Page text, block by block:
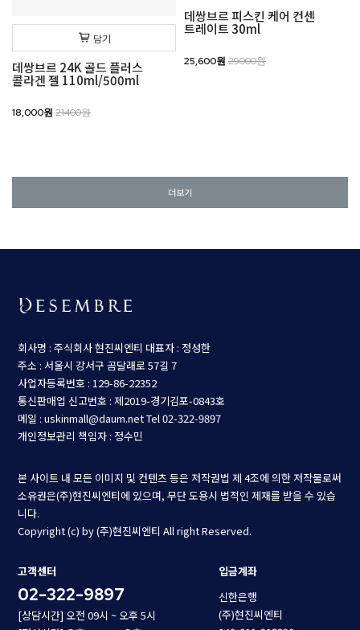
담기
데쌍브르 24K 골드 플러스
콜라겐 젤 110ml/500ml
18,000원 21400원
데쌍브르 피스킨 케어 컨센
트레이트 30ml
25,600원 29000원
더보기
회사명 : 주식회사 현진씨엔티 대표자 : 정성한
주소 : 서울시 강서구 곰달래로 57길 7
사업자등록번호 : 129-86-22352
통신판매업 신고번호 : 제2019-경기김포-0843호
메일 : uskinmall@daum.netTel 02-322-9897
개인정보관리 책임자 : 정수민
본 사이트 내 모든 이미지 및 컨텐츠 등은 저작권법 제 4조에 의한 저작물로써
소유권은(주)현진씨엔티에 있으며, 무단 도용시 법적인 제재를 받을 수 있습
니다.
Copyright (c) by (주)현진씨엔티 All right Reserved.
고객센터
02-322-9897
[상담시간] 오전 09시 ~ 오후 5시
입금계좌
신한은행
(주)현진씨엔티